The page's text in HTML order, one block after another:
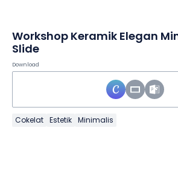
Workshop Keramik Elegan
Slide
Download
Cokelat Estetik Minimalis